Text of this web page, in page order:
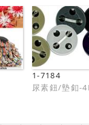
1-7184
尿素鈕/墊釦-